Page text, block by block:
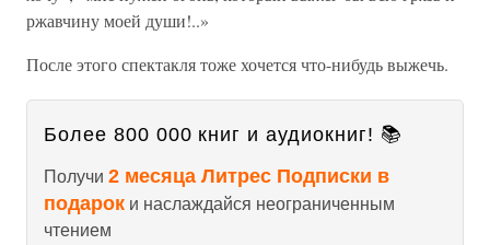
ржавчину моей души!..»
После этого спектакля тоже хочется что-нибудь выжечь.
Более 800 000 книг и аудиокниг! 📚
Получи 2 месяца Литрес Подписки в
подарок и наслаждайся неограниченным
чтением